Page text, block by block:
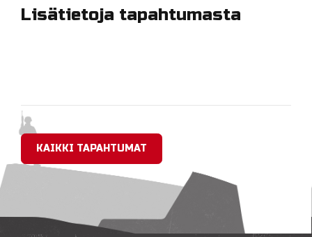
Lisätietoja tapahtumasta
KAIKKI TAPAHTUMAT